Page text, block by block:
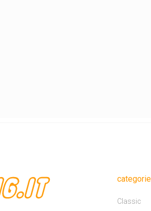
categorie
Classic